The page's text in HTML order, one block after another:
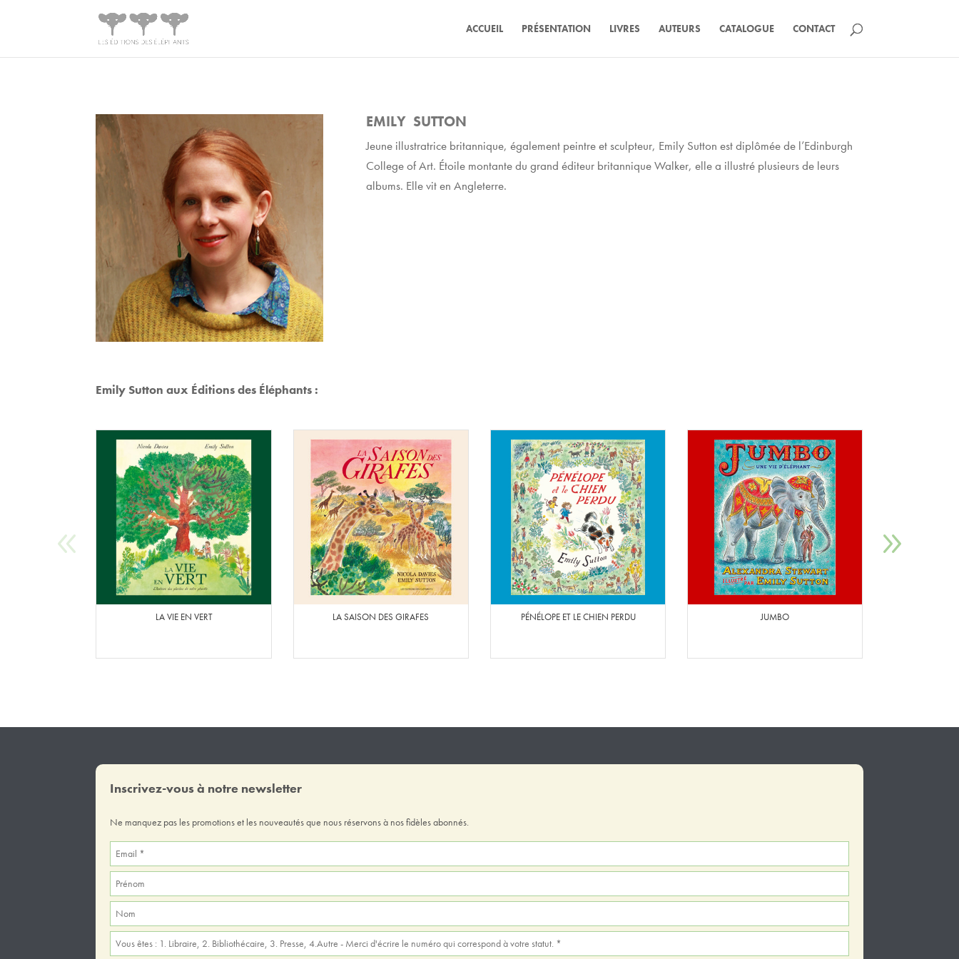
ACCUEIL PRÉSENTATION LIVRES AUTEURS CATALOGUE CONTACT
EMILY SUTTON
Jeune illustratrice britannique, également peintre et sculpteur, Emily Sutton est diplômée de l’Edinburgh
College of Art. Étoile montante du grand éditeur britannique Walker, elle a illustré plusieurs de leurs
albums. Elle vit en Angleterre.
Emily Sutton aux Éditions des Éléphants :
LA VIE EN VERT LA SAISON DES GIRAFES PÉNÉLOPE ET LE CHIEN PERDU JUMBO
Inscrivez-vous à notre newsletter
Ne manquez pas les promotions et les nouveautés que nous réservons à nos fidèles abonnés.